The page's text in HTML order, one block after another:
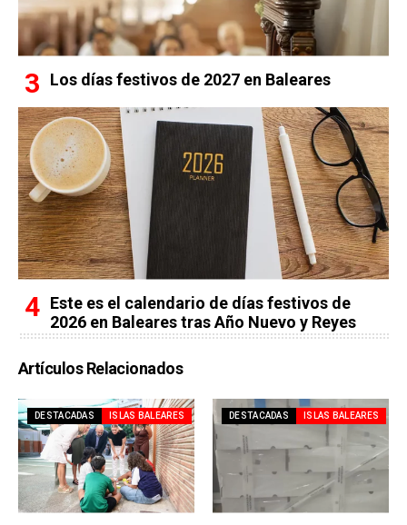
Los días festivos de 2027 en Baleares
Este es el calendario de días festivos de
2026 en Baleares tras Año Nuevo y Reyes
Artículos Relacionados
DESTACADAS ISLAS BALEARES DESTACADAS ISLAS BALEARES